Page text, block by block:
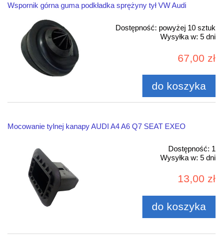
Wspornik górna guma podkładka sprężyny tył VW Audi
Dostępność: powyżej 10 sztuk
Wysyłka w: 5 dni
67,00 zł
do koszyka
Mocowanie tylnej kanapy AUDI A4 A6 Q7 SEAT EXEO
Dostępność: 1
Wysyłka w: 5 dni
13,00 zł
do koszyka